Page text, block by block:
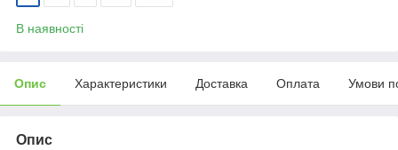
В наявності
Опис Характеристики Доставка Оплата Умови
Опис